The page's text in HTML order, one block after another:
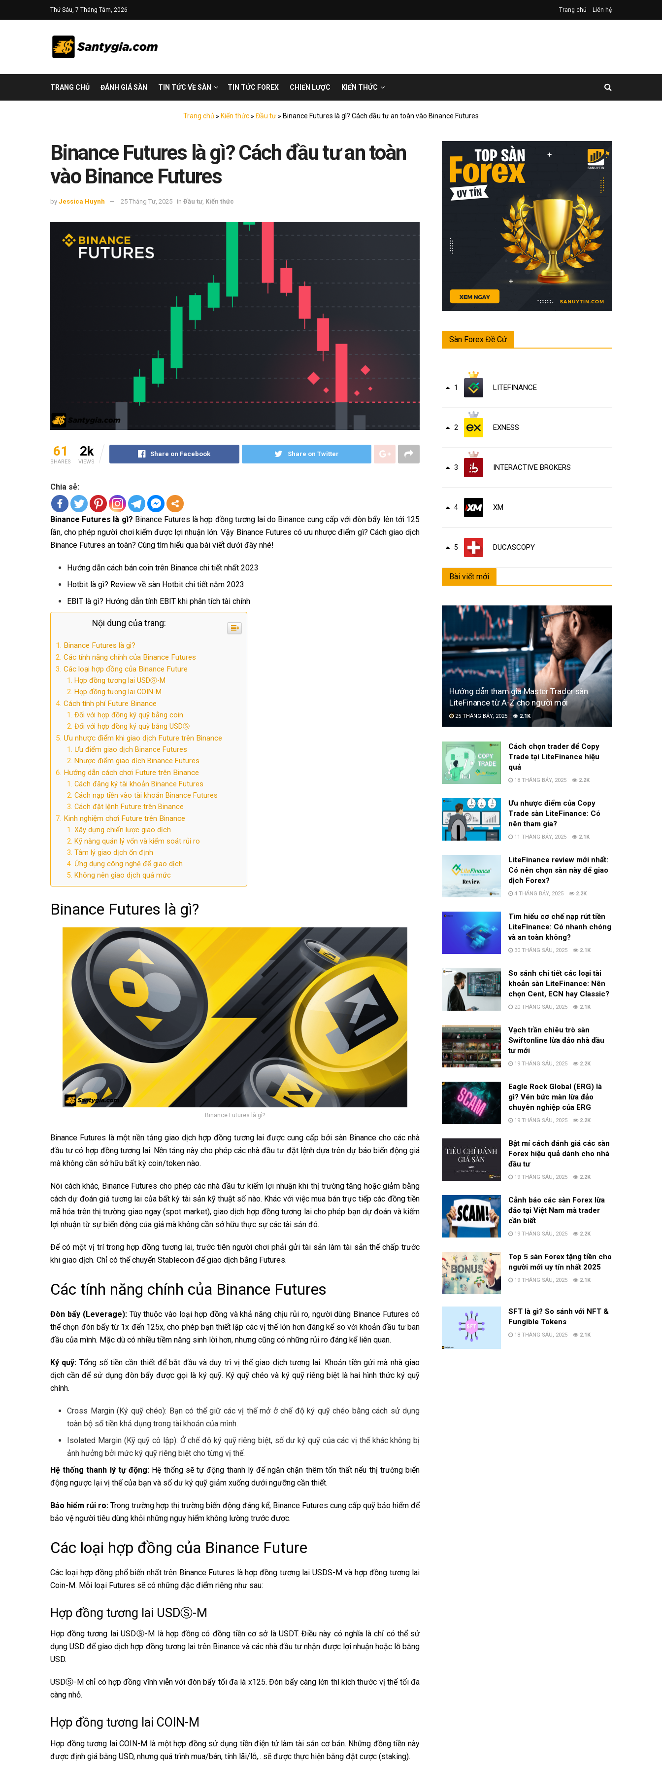
Thứ Sáu, 7 Tháng Tám, 2026 Trang chủ Liên hệ
TRANG CHỦ ĐÁNH GIÁ SÀN TIN TỨC VỀ SÀN TIN TỨC FOREX CHIẾN LƯỢC KIẾN THỨC
Trang chủ » Kiến thức » Đầu tư » Binance Futures là gì? Cách đầu tư an toàn vào Binance Futures
Binance Futures là gì? Cách đầu tư an toàn
vào Binance Futures
by Jessica Huynh 25 Tháng Tư, 2025 in Đầu tư, Kiến thức
61
SHARES
2k
VIEWS
Share on Facebook Share on Twitter
Chia sẻ:
Binance Futures là gì? Binance Futures là hợp đồng tương lai do Binance cung cấp với đòn bẩy lên tới 125
lần, cho phép người chơi kiếm được lợi nhuận lớn. Vậy Binance Futures có ưu nhược điểm gì? Cách giao dịch
Binance Futures an toàn? Cùng tìm hiểu qua bài viết dưới đây nhé!
Hướng dẫn cách bán coin trên Binance chi tiết nhất 2023
Hotbit là gì? Review về sàn Hotbit chi tiết năm 2023
EBIT là gì? Hướng dẫn tính EBIT khi phân tích tài chính
Nội dung của trang:
Binance Futures là gì?
Các tính năng chính của Binance Futures
Các loại hợp đồng của Binance Future
Hợp đồng tương lai USDⓈ-M
Hợp đồng tương lai COIN-M
Cách tính phí Future Binance
Đối với hợp đồng ký quỹ bằng coin
Đối với hợp đồng ký quỹ bằng USDⓈ
Ưu nhược điểm khi giao dịch Future trên Binance
Ưu điểm giao dịch Binance Futures
Nhược điểm giao dịch Binance Futures
Hướng dẫn cách chơi Future trên Binance
Cách đăng ký tài khoản Binance Futures
Cách nạp tiền vào tài khoản Binance Futures
Cách đặt lệnh Future trên Binance
Kinh nghiệm chơi Future trên Binance
Xây dựng chiến lược giao dịch
Kỹ năng quản lý vốn và kiểm soát rủi ro
Tâm lý giao dịch ổn định
Ứng dụng công nghệ để giao dịch
Không nên giao dịch quá mức
Binance Futures là gì?
Binance Futures là gì?
Binance Futures là một nền tảng giao dịch hợp đồng tương lai được cung cấp bởi sàn Binance cho các nhà
đầu tư có hợp đồng tương lai. Nền tảng này cho phép các nhà đầu tư đặt lệnh dựa trên dự báo biến động giá
mà không cần sở hữu bất kỳ coin/token nào.
Nói cách khác, Binance Futures cho phép các nhà đầu tư kiếm lợi nhuận khi thị trường tăng hoặc giảm bằng
cách dự đoán giá tương lai của bất kỳ tài sản kỹ thuật số nào. Khác với việc mua bán trực tiếp các đồng tiền
mã hóa trên thị trường giao ngay (spot market), giao dịch hợp đồng tương lai cho phép bạn dự đoán và kiếm
lợi nhuận từ sự biến động của giá mà không cần sở hữu thực sự các tài sản đó.
Để có một vị trí trong hợp đồng tương lai, trước tiên người chơi phải gửi tài sản làm tài sản thế chấp trước
khi giao dịch. Chỉ có thể chuyển Stablecoin để giao dịch bằng Futures.
Các tính năng chính của Binance Futures
Đòn bẩy (Leverage):Tùy thuộc vào loại hợp đồng và khả năng chịu rủi ro, người dùng Binance Futures có
thể chọn đòn bẩy từ 1x đến 125x, cho phép bạn thiết lập các vị thế lớn hơn đáng kể so với khoản đầu tư ban
đầu của mình. Mặc dù có nhiều tiềm năng sinh lời hơn, nhưng cũng có những rủi ro đáng kể liên quan.
Ký quỹ: Tổng số tiền cần thiết để bắt đầu và duy trì vị thế giao dịch tương lai. Khoản tiền gửi mà nhà giao
dịch cần để sử dụng đòn bẩy được gọi là ký quỹ. Ký quỹ chéo và ký quỹ riêng biệt là hai hình thức ký quỹ
chính.
Cross Margin (Ký quỹ chéo): Bạn có thể giữ các vị thế mở ở chế độ ký quỹ chéo bằng cách sử dụng
toàn bộ số tiền khả dụng trong tài khoản của mình.
Isolated Margin (Kỹ quỹ cô lập): Ở chế độ ký quỹ riêng biệt, số dư ký quỹ của các vị thế khác không bị
ảnh hưởng bởi mức ký quỹ riêng biệt cho từng vị thế.
Hệ thống thanh lý tự động: Hệ thống sẽ tự động thanh lý để ngăn chặn thêm tổn thất nếu thị trường biến
động ngược lại vị thế của bạn và số dư ký quỹ giảm xuống dưới ngưỡng cần thiết.
Bảo hiểm rủi ro: Trong trường hợp thị trường biến động đáng kể, Binance Futures cung cấp quỹ bảo hiểm để
bảo vệ người tiêu dùng khỏi những nguy hiểm không lường trước được.
Các loại hợp đồng của Binance Future
Các loại hợp đồng phổ biến nhất trên Binance Futures là hợp đồng tương lai USDS-M và hợp đồng tương lai
Coin-M. Mỗi loại Futures sẽ có những đặc điểm riêng như sau:
Hợp đồng tương lai USDⓈ-M
Hợp đồng tương lai USDⓈ-M là hợp đồng có đồng tiền cơ sở là USDT. Điều này có nghĩa là chỉ có thể sử
dụng USD để giao dịch hợp đồng tương lai trên Binance và các nhà đầu tư nhận được lợi nhuận hoặc lỗ bằng
USD.
USDⓈ-M chỉ có hợp đồng vĩnh viễn với đòn bẩy tối đa là x125. Đòn bẩy càng lớn thì kích thước vị thế tối đa
càng nhỏ.
Hợp đồng tương lai COIN-M
Hợp đồng tương lai COIN-M là một hợp đồng sử dụng tiền điện tử làm tài sản cơ bản. Những đồng tiền này
được định giá bằng USD, nhưng quá trình mua/bán, tính lãi/lỗ,.. sẽ được thực hiện bằng đặt cược (staking).
Sàn Forex Đề Cử
1 LITEFINANCE
2 EXNESS
3 INTERACTIVE BROKERS
4 XM
5 DUCASCOPY
Bài viết mới
Hướng dẫn tham gia Master Trader sàn
LiteFinance từ A-Z cho người mới
25 THÁNG BẢY, 2025 2.1K
Cách chọn trader để Copy
Trade tại LiteFinance hiệu
quả
18 THÁNG BẢY, 2025 2.2K
Ưu nhược điểm của Copy
Trade sàn LiteFinance: Có
nên tham gia?
11 THÁNG BẢY, 2025 2.1K
LiteFinance review mới nhất:
Có nên chọn sàn này để giao
dịch Forex?
4 THÁNG BẢY, 2025 2.2K
Tìm hiểu cơ chế nạp rút tiền
LiteFinance: Có nhanh chóng
và an toàn không?
30 THÁNG SÁU, 2025 2.1K
So sánh chi tiết các loại tài
khoản sàn LiteFinance: Nên
chọn Cent, ECN hay Classic?
20 THÁNG SÁU, 2025 2.1K
Vạch trần chiêu trò sàn
Swiftonline lừa đảo nhà đầu
tư mới
19 THÁNG SÁU, 2025 2.2K
Eagle Rock Global (ERG) là
gì? Vén bức màn lừa đảo
chuyên nghiệp của ERG
19 THÁNG SÁU, 2025 2.2K
Bật mí cách đánh giá các sàn
Forex hiệu quả dành cho nhà
đầu tư
19 THÁNG SÁU, 2025 2.2K
Cảnh báo các sàn Forex lừa
đảo tại Việt Nam mà trader
cần biết
19 THÁNG SÁU, 2025 2.2K
Top 5 sàn Forex tặng tiền cho
người mới uy tín nhất 2025
19 THÁNG SÁU, 2025 2.1K
SFT là gì? So sánh với NFT &
Fungible Tokens
18 THÁNG SÁU, 2025 2.1K